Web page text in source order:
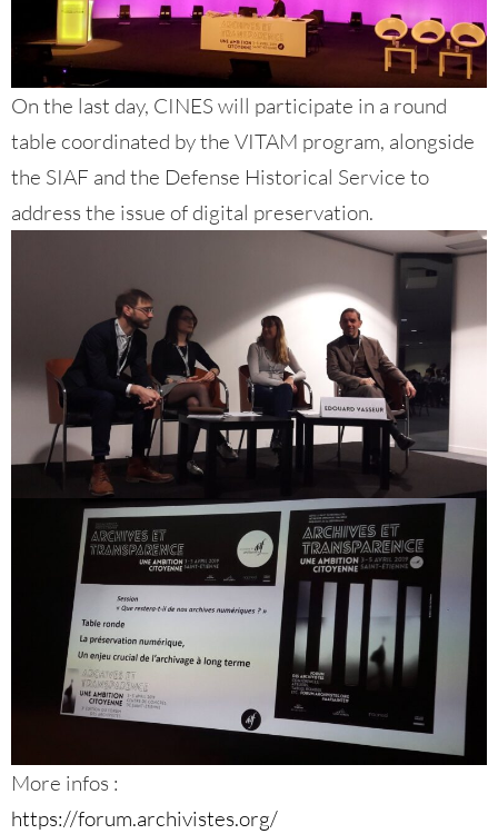
On the last day, CINES will participate in a round
table coordinated by the VITAM program, alongside
the SIAF and the Defense Historical Service to
address the issue of digital preservation.
More infos :
https://forum.archivistes.org/